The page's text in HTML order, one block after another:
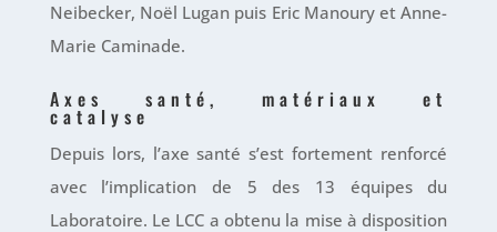
Neibecker, Noël Lugan puis Eric Manoury et Anne-
Marie Caminade.
Axes santé, matériaux et
catalyse
Depuis lors, l’axe santé s’est fortement renforcé
avec l’implication de 5 des 13 équipes du
Laboratoire. Le LCC a obtenu la mise à disposition